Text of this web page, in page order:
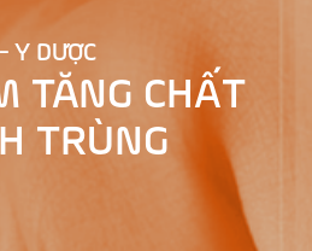
Y DƯỢC
TĂNG CHẤT
TRÙNG